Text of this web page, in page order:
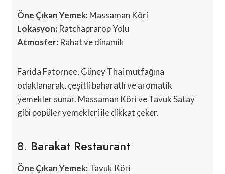
Öne Çıkan Yemek:Massaman Köri
Lokasyon: Ratchaprarop Yolu
Atmosfer: Rahat ve dinamik
Farida Fatornee, Güney Thai mutfağına
odaklanarak, çeşitli baharatlı ve aromatik
yemekler sunar. Massaman Köri ve Tavuk Satay
gibi popüler yemekleri ile dikkat çeker.
8. Barakat Restaurant
Öne Çıkan Yemek:Tavuk Köri